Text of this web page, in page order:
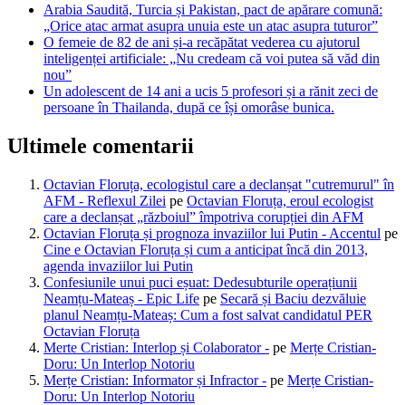
Arabia Saudită, Turcia și Pakistan, pact de apărare comună:
„Orice atac armat asupra unuia este un atac asupra tuturor”
O femeie de 82 de ani și-a recăpătat vederea cu ajutorul
inteligenței artificiale: „Nu credeam că voi putea să văd din
nou”
Un adolescent de 14 ani a ucis 5 profesori și a rănit zeci de
persoane în Thailanda, după ce își omorâse bunica.
Ultimele comentarii
Octavian Floruța, ecologistul care a declanșat "cutremurul" în
AFM - Reflexul Zilei pe Octavian Floruța, eroul ecologist
care a declanșat „războiul” împotriva corupției din AFM
Octavian Floruța și prognoza invaziilor lui Putin - Accentul pe
Cine e Octavian Floruța și cum a anticipat încă din 2013,
agenda invaziilor lui Putin
Confesiunile unui puci eșuat: Dedesubturile operațiunii
Neamțu-Mateaș - Epic Life pe Secară și Baciu dezvăluie
planul Neamțu-Mateaș: Cum a fost salvat candidatul PER
Octavian Floruța
Merte Cristian: Interlop și Colaborator - pe Merțe Cristian-
Doru: Un Interlop Notoriu
Merțe Cristian: Informator și Infractor - pe Merțe Cristian-
Doru: Un Interlop Notoriu